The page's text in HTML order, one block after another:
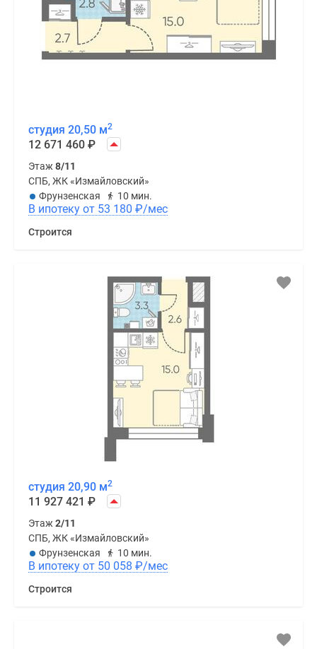
студия 20,50 м2
12 671 460 ₽
Этаж8/11
СПБ, ЖК «Измайловский»
Фрунзенская
10 мин.
В ипотеку от 53 180 ₽/мес
Строится
студия 20,90 м2
11 927 421 ₽
Этаж2/11
СПБ, ЖК «Измайловский»
Фрунзенская
10 мин.
В ипотеку от 50 058 ₽/мес
Строится